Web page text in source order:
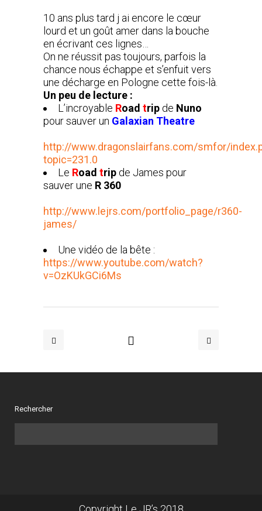
10 ans plus tard j ai encore le cœur
lourd et un goût amer dans la bouche
en écrivant ces lignes…
On ne réussit pas toujours, parfois la
chance nous échappe et s’enfuit vers
une décharge en Pologne cette fois-là.
Un peu de lecture :
L’incroyable Road trip de Nuno
pour sauver un Galaxian Theatre
http://www.dragonslairfans.com/smfor/
topic=231.0
Le Road trip de James pour
sauver une R 360
http://www.lejrs.com/portfolio_page/r360-
james/
Une vidéo de la bête :
https://www.youtube.com/watch?
v=OzKUkGCi6Ms
Rechercher